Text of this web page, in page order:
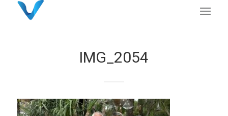
IMG_2054